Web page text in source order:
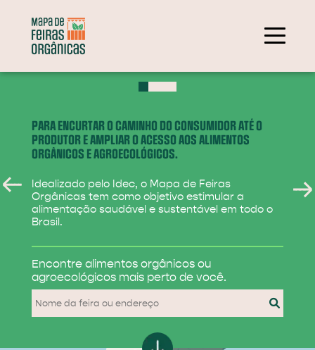
PARA ENCURTAR O CAMINHO DO CONSUMIDOR ATÉ O
PRODUTOR E AMPLIAR O ACESSO AOS ALIMENTOS
ORGÂNICOS E AGROECOLÓGICOS.
Idealizado pelo Idec, o Mapa de Feiras
Orgânicas tem como objetivo estimular a
alimentação saudável e sustentável em todo o
Brasil.
Encontre alimentos orgânicos ou
agroecológicos mais perto de você.
284
31